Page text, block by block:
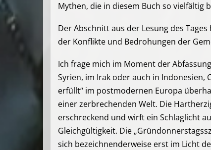
Mythen, die in diesem Buch so vielfältig
Der Abschnitt aus der Lesung des
der Konflikte und Bedrohungen der
Ich frage mich im Moment der
Syrien, im Irak oder auch in Indonesien,
erfüllt“ im postmodernen Europa
einer zerbrechenden Welt. Die
erschreckend und wirft ein Schlaglicht
Gleichgültigkeit. Die
sich bezeichnenderweise erst im Licht